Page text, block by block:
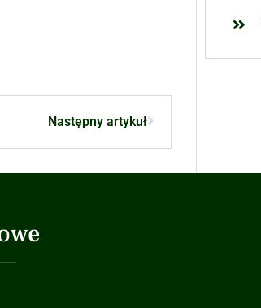
Następny artykuł